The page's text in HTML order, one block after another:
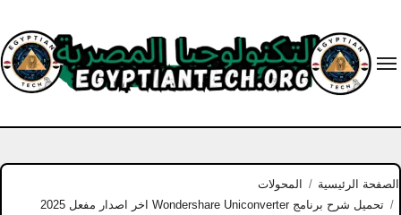
content
الصفحة الرئيسية
المحولات
تحميل شرح برنامج Wondershare Uniconverter اخر اصدار مفعل 2025